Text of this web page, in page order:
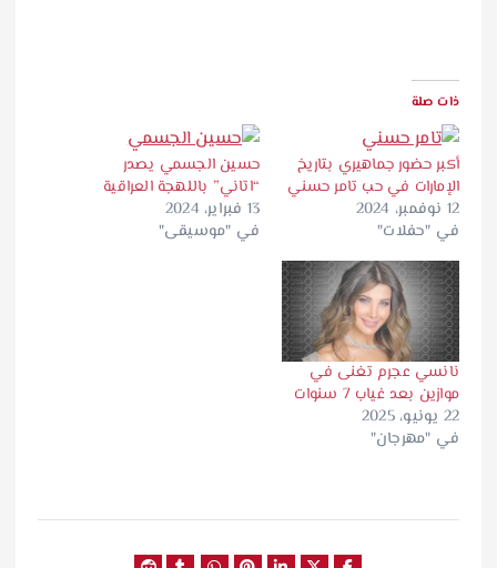
ذات صلة
أكبر حضور جماهيري بتاريخ
الإمارات في حب تامر حسني
12 نوفمبر، 2024
في "حفلات"
حسين الجسمي يصدر
“اتاني” باللهجة العراقية
13 فبراير، 2024
في "موسيقى"
نانسي عجرم تغنى في
موازين بعد غياب 7 سنوات
22 يونيو، 2025
في "مهرجان"